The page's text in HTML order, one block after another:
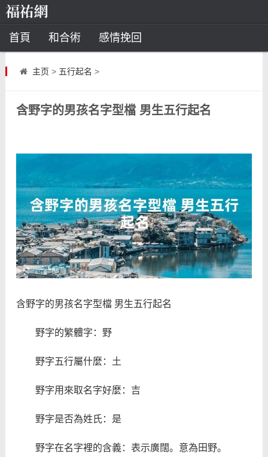
首頁 和合術 感情挽回
道教法事
星座
白羊座 水瓶座 摩羯座
算命
八字命理 八字合婚 運勢測算
主页 > 五行起名 >
含野字的男孩名字型檔 男生五行起名
含野字的男孩名字型檔 男生五行起名
野字的繁體字：野
野字五行屬什麼：土
野字用來取名字好麼：吉
野字是否為姓氏：是
野字在名字裡的含義：表示廣闊。意為田野。